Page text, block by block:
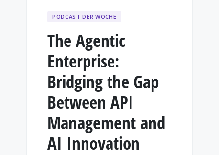
PODCAST DER WOCHE
The Agentic
Enterprise:
Bridging the Gap
Between API
Management and
AI Innovation